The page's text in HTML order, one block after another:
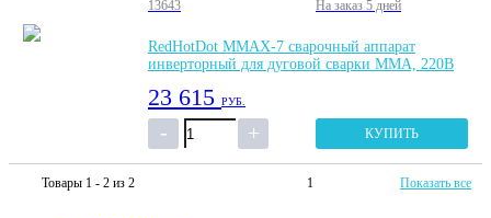
13643 На заказ 5 дней
RedHotDot MMAX-7 сварочный аппарат
инверторный для дуговой сварки MMA, 220В
23 615 РУБ.
КУПИТЬ
Товары 1 - 2 из 2 1 Показать все